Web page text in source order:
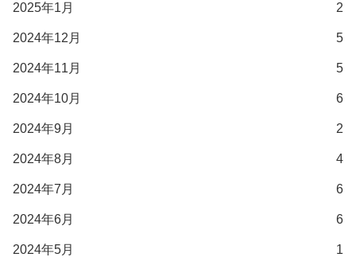
2025年1月 2
2024年12月 5
2024年11月 5
2024年10月 6
2024年9月 2
2024年8月 4
2024年7月 6
2024年6月 6
2024年5月 1